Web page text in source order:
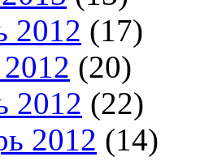
2012 (17)
(20)
2012 (22)
2012 (14)